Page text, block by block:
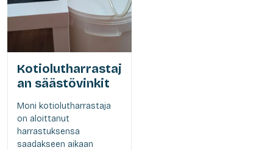
Kotiolutharrastaj
an säästövinkit
Moni kotiolutharrastaja
on aloittanut
harrastuksensa
saadakseen aikaan